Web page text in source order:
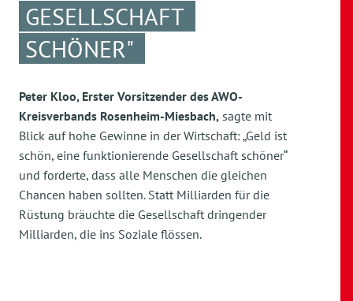
GESELLSCHAFT
SCHÖNER"
Peter Kloo, Erster Vorsitzender des AWO-
Kreisverbands Rosenheim-Miesbach, sagte mit
Blick auf hohe Gewinne in der Wirtschaft: „Geld ist
schön, eine funktionierende Gesellschaft schöner“
und forderte, dass alle Menschen die gleichen
Chancen haben sollten. Statt Milliarden für die
Rüstung bräuchte die Gesellschaft dringender
Milliarden, die ins Soziale flössen.